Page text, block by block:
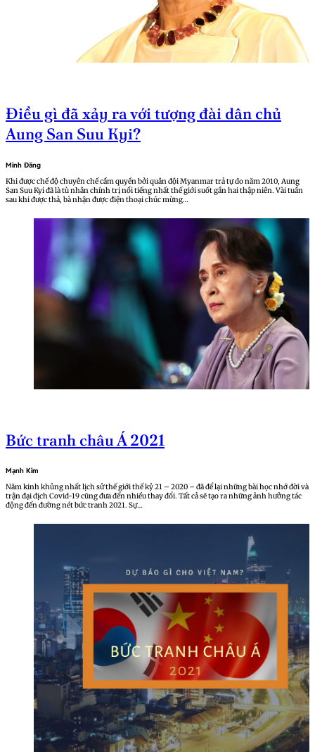
Điều gì đã xảy ra với tượng đài dân chủ
Aung San Suu Kyi?
Minh Đăng
Khi được chế độ chuyên chế cầm quyền bởi quân đội Myanmar trả tự do năm 2010, Aung
San Suu Kyi đã là tù nhân chính trị nổi tiếng nhất thế giới suốt gần hai thập niên. Vài tuần
sau khi được thả, bà nhận được điện thoại chúc mừng…
Bức tranh châu Á 2021
Mạnh Kim
Năm kinh khủng nhất lịch sử thế giới thế kỷ 21 – 2020 – đã để lại những bài học nhớ đời và
trận đại dịch Covid-19 cũng đưa đến nhiều thay đổi. Tất cả sẽ tạo ra những ảnh hưởng tác
động đến đường nét bức tranh 2021. Sự…